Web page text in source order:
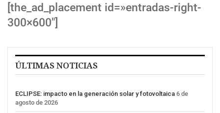
[the_ad_placement id=»entradas-right-
300×600″]
ÚLTIMAS NOTICIAS
ECLIPSE: impacto en la generación solar y fotovoltaica 6 de
agosto de 2026